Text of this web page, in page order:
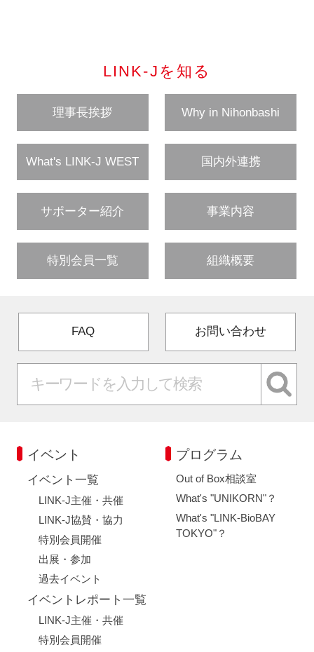
LINK-Jを知る
理事長挨拶 Why in Nihonbashi
What's LINK-J WEST 国内外連携
サポーター紹介 事業内容
特別会員一覧 組織概要
FAQ お問い合わせ
イベント
イベント一覧
LINK-J主催・共催
LINK-J協賛・協力
特別会員開催
出展・参加
過去イベント
イベントレポート一覧
LINK-J主催・共催
特別会員開催
プログラム
Out of Box相談室
What's "UNIKORN"？
What's "LINK-BioBAY
TOKYO"？